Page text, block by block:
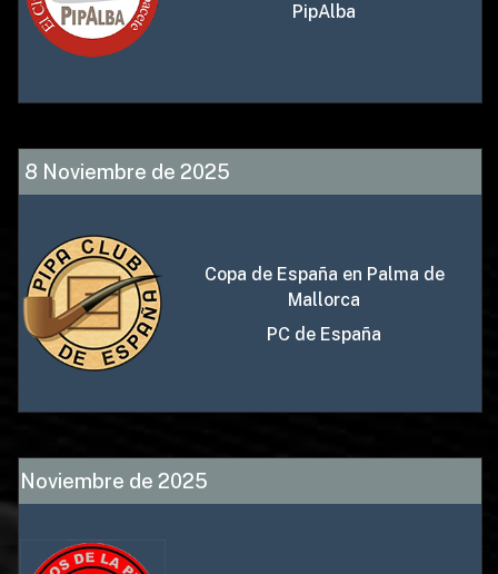
PipAlba
8 Noviembre de 2025
Copa de España en Palma de
Mallorca
PC de España
Noviembre de 2025